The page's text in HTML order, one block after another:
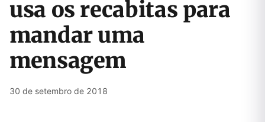
usa os recabitas para
mandar uma
mensagem
30 de setembro de 2018